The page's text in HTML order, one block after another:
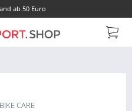
ab 50 Euro
CARE